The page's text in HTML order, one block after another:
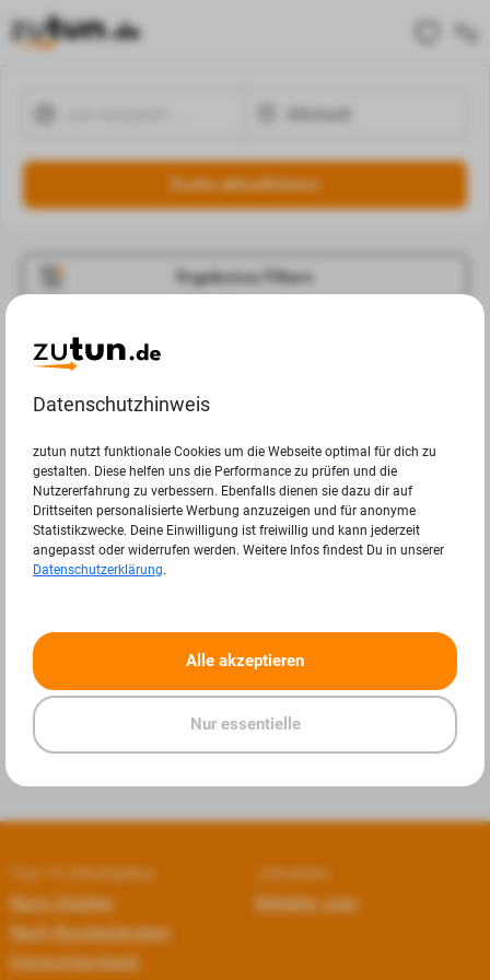
Suche aktualisieren
Ergebnisse Filtern
Jobangebote
Ergebnisse.
« »
Top 10 Arbeitgeber
Nach Städten
Nach Bundesländern
Deutschlandweit
Jobseiten
Beliebte Jobs
Datenschutzhinweis
zutun nutzt funktionale Cookies um die Webseite optimal für dich zu
gestalten. Diese helfen uns die Performance zu prüfen und die
Nutzererfahrung zu verbessern. Ebenfalls dienen sie dazu dir auf
Drittseiten personalisierte Werbung anzuzeigen und für anonyme
Statistikzwecke. Deine Einwilligung ist freiwillig und kann jederzeit
angepasst oder widerrufen werden. Weitere Infos findest Du in unserer
Datenschutzerklärung.
Alle akzeptieren
Nur essentielle